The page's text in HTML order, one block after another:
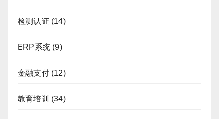
检测认证 (14)
ERP系统 (9)
金融支付(12)
教育培训 (34)